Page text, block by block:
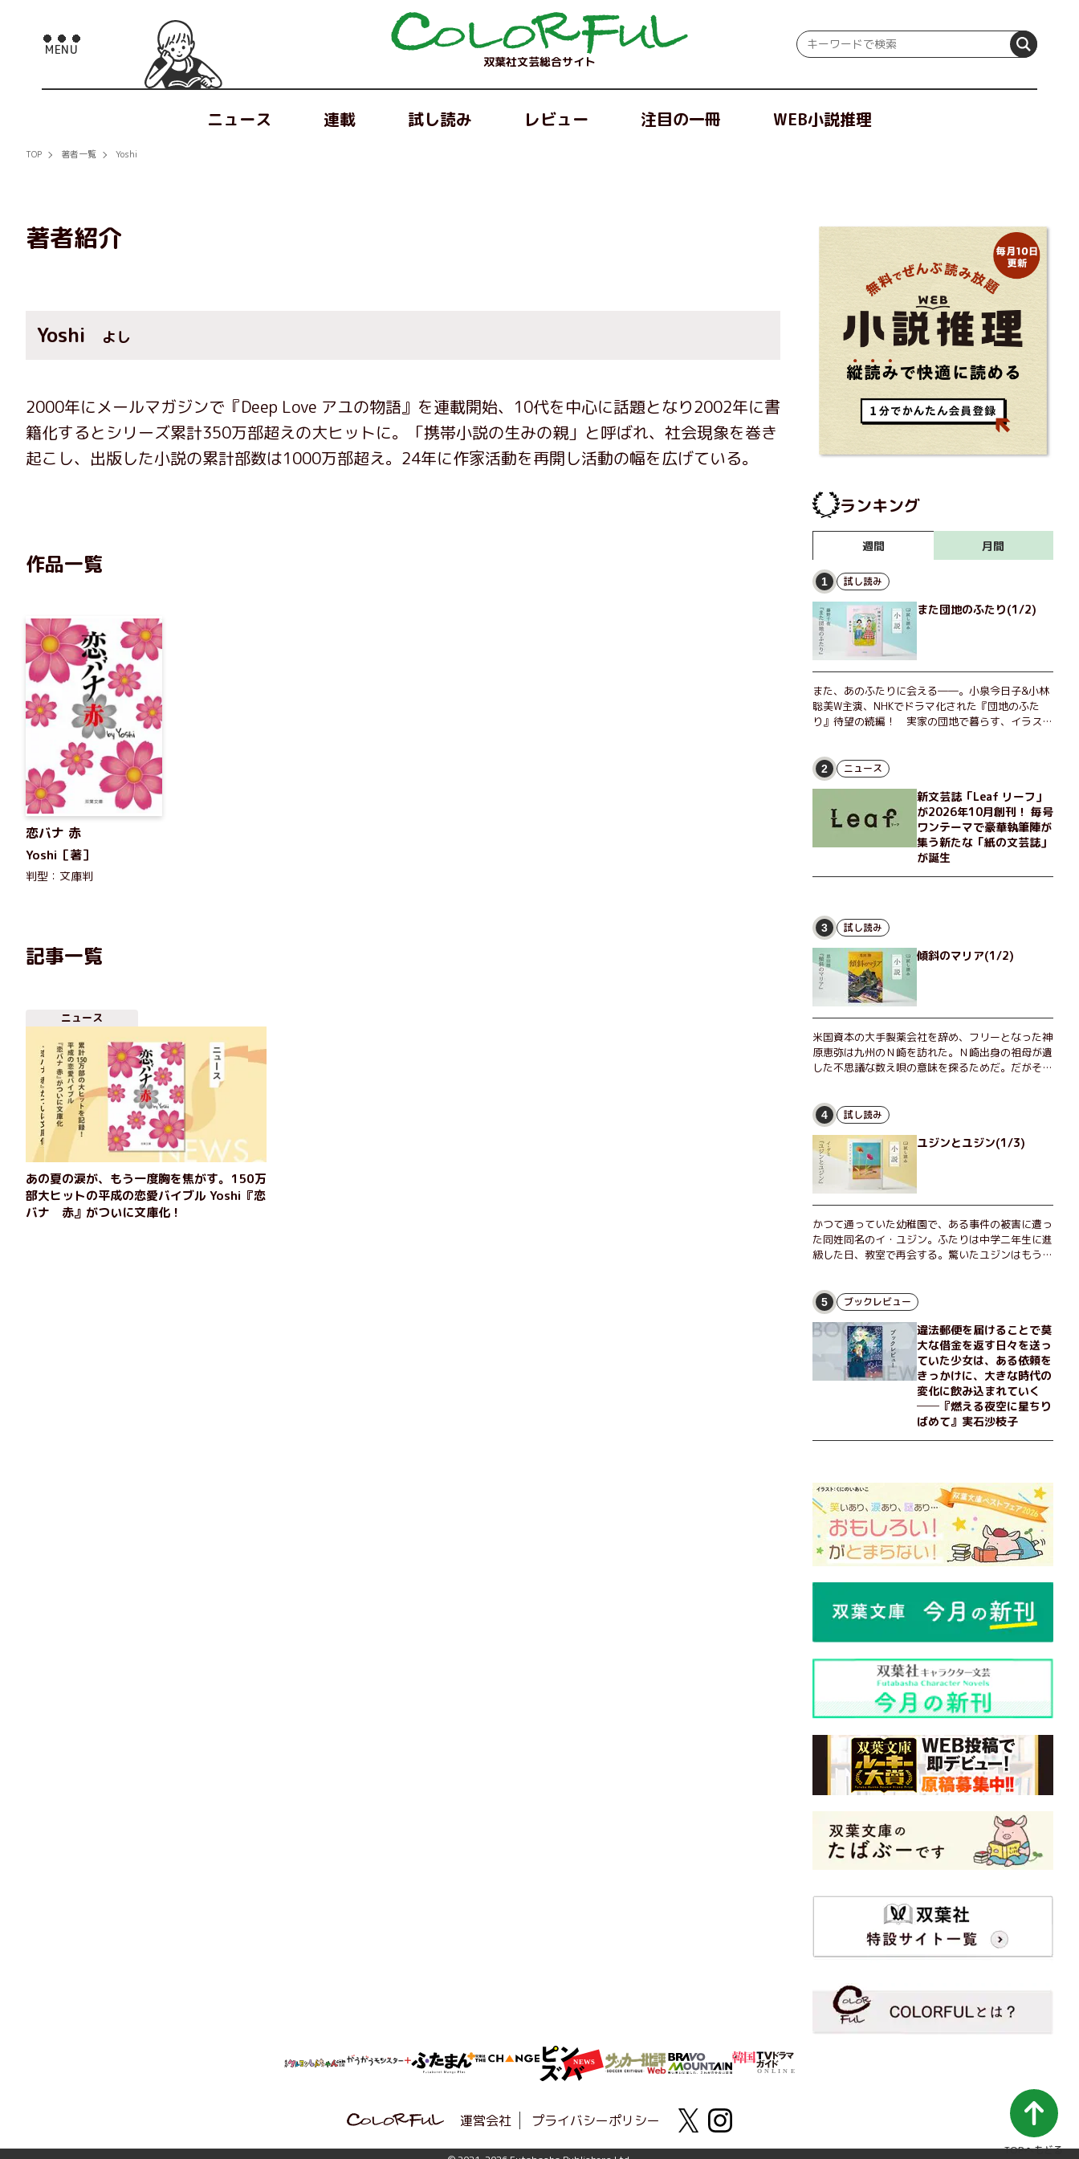
双葉社文芸総合サイト
ニュース 連載 試し読み レビュー 注目の一冊 WEB小説推理
TOP 著者一覧 Yoshi
著者紹介
Yoshi よし
2000年にメールマガジンで『Deep Love アユの物語』を連載開始、10代を中心に話題となり2002年に書
籍化するとシリーズ累計350万部超えの大ヒットに。「携帯小説の生みの親」と呼ばれ、社会現象を巻き
起こし、出版した小説の累計部数は1000万部超え。24年に作家活動を再開し活動の幅を広げている。
作品一覧
恋バナ 赤
Yoshi［著］
判型：文庫判
記事一覧
ニュース
あの夏の涙が、もう一度胸を焦がす。150万
部大ヒットの平成の恋愛バイブル Yoshi『恋
バナ 赤』がついに文庫化！
ランキング
週間 月間
1 試し読み
また団地のふたり(1/2)
また、あのふたりに会える――。小泉今日子&小林
聡美W主演、NHKでドラマ化された『団地のふた
り』待望の続編！ 実家の団地で暮らす、イラスト
ょっとした贅沢を楽しんだり、近所のおばちゃんの
恋バナを聞いてあげたり、部屋でふたりだけの「台
湾映画祭」を催したり。50代独身、幼なじみの変
わらぬ友情とささやかな幸せの日々を描く。
2 ニュース
新文芸誌「Leaf リーフ」
が2026年10月創刊！ 毎号
ワンテーマで豪華執筆陣が
集う新たな「紙の文芸誌」
が誕生
3 試し読み
傾斜のマリア(1/2)
米国資本の大手製薬会社を辞め、フリーとなった神
原恵弥は九州のＮ崎を訪れた。Ｎ崎出身の祖母が遺
した不思議な数え唄の意味を探るためだ。だがそん
出島で見つかったある物質について博士の意見を聞
きたいという。恵弥は、まるで影のような存在の博
士とまみえることはできるのか？ そして、唄の歌
詞「かたむくマリア」に込められた秘密とは？ 謎
めいたラストが鮮烈な余韻を残すシリーズ第四作！
4 試し読み
ユジンとユジン(1/3)
かつて通っていた幼稚園で、ある事件の被害に遭っ
た同姓同名のイ・ユジン。ふたりは中学二年生に進
級した日、教室で再会する。驚いたユジンはもうひ
て……。韓国で世代を超えて愛され続け、35万部を
突破したベストセラー小説の邦訳版。
5 ブックレビュー
違法郵便を届けることで莫
大な借金を返す日々を送っ
ていた少女は、ある依頼を
きっかけに、大きな時代の
変化に飲み込まれていく
──『燃える夜空に星ちり
ばめて』実石沙枝子
運営会社 プライバシーポリシー
TOPへもどる